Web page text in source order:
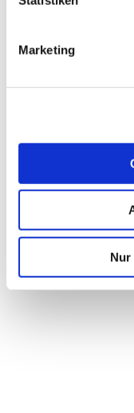
Marketing
Nur
Find
How to contact